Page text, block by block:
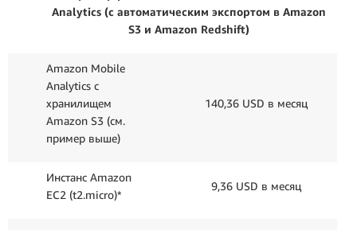
Analytics (с автоматическим экспортом в Amazon
S3 и Amazon Redshift)
Amazon Mobile
Analytics с
хранилищем
Amazon S3 (см.
пример выше)
140,36 USD в месяц
Инстанс Amazon
EC2 (t2.micro)*
9,36 USD в месяц